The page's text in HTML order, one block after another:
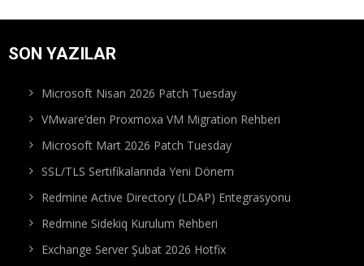
SON YAZILAR
Microsoft Nisan 2026 Patch Tuesday
VMware’den Proxmoxa VM Migration Rehberi
Microsoft Mart 2026 Patch Tuesday
SSL/TLS Sertifikalarında Yeni Dönem
Redmine Active Directory (LDAP) Entegrasyonu
Redmine Sidekiq Kurulum Rehberi
Exchange Server Şubat 2026 Hotfix